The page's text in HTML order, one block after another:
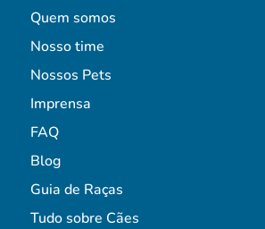
Quem somos
Nosso time
Nossos Pets
Imprensa
FAQ
Blog
Guia de Raças
Tudo sobre Cães